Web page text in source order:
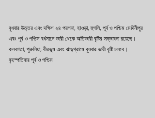
বুধবার উত্তর এবং দক্ষিণ ২৪ পরগনা, হাওড়া, হুগলি, পূর্ব ও পশ্চিম মেদিনীপুর
এবং পূর্ব ও পশ্চিম বর্ধমানে ভারী থেকে অতিভারী বৃষ্টির সম্ভাবনা রয়েছে।
কলকাতা, পুরুলিয়া, বীরভূম এবং ঝাড়গ্রামে বুধবার ভারী বৃষ্টি চলবে।
বৃহস্পতিবার পূর্ব ও পশ্চিম